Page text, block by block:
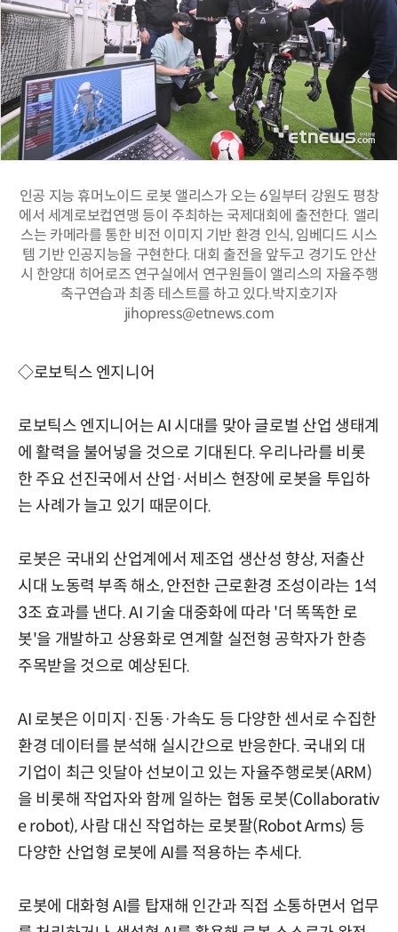
인공 지능 휴머노이드 로봇 앨리스가 오는 6일부터 강원도 평창
에서 세계로보컵연맹 등이 주최하는 국제대회에 출전한다. 앨리
스는 카메라를 통한 비전 이미지 기반 환경 인식, 임베디드 시스
템 기반 인공지능을 구현한다. 대회 출전을 앞두고 경기도 안산
시 한양대 히어로즈 연구실에서 연구원들이 앨리스의 자율주행
축구연습과 최종 테스트를 하고 있다.박지호기자
jihopress@etnews.com
◇로보틱스 엔지니어
로보틱스 엔지니어는 AI 시대를 맞아 글로벌 산업 생태계
에 활력을 불어넣을 것으로 기대된다. 우리나라를 비롯
한 주요 선진국에서 산업·서비스 현장에 로봇을 투입하
는 사례가 늘고 있기 때문이다.
로봇은 국내외 산업계에서 제조업 생산성 향상, 저출산
시대 노동력 부족 해소, 안전한 근로환경 조성이라는 1석
3조 효과를 낸다. AI 기술 대중화에 따라 '더 똑똑한 로
봇'을 개발하고 상용화로 연계할 실전형 공학자가 한층
주목받을 것으로 예상된다.
AI 로봇은 이미지·진동·가속도 등 다양한 센서로 수집한
환경 데이터를 분석해 실시간으로 반응한다. 국내외 대
기업이 최근 잇달아 선보이고 있는 자율주행로봇(ARM)
을 비롯해 작업자와 함께 일하는 협동 로봇(Collaborativ
e robot), 사람 대신 작업하는 로봇팔(Robot Arms) 등
다양한 산업형 로봇에 AI를 적용하는 추세다.
로봇에 대화형 AI를 탑재해 인간과 직접 소통하면서 업무